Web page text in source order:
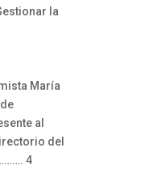
la
María
al
del
4